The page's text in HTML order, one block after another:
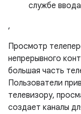
службе
,
Просмотр
непрерывного
большая часть
Пользователи
телевизору,
создает каналы